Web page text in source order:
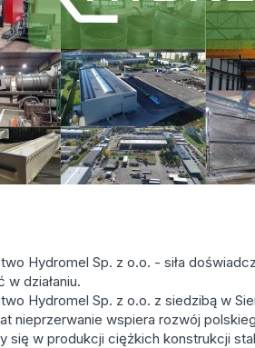
Hydromel Sp. z o.o. - siła
w działaniu.
Hydromel Sp. z o.o. z siedzibą w
nieprzerwanie wspiera rozwój
się w produkcji ciężkich konstrukcji